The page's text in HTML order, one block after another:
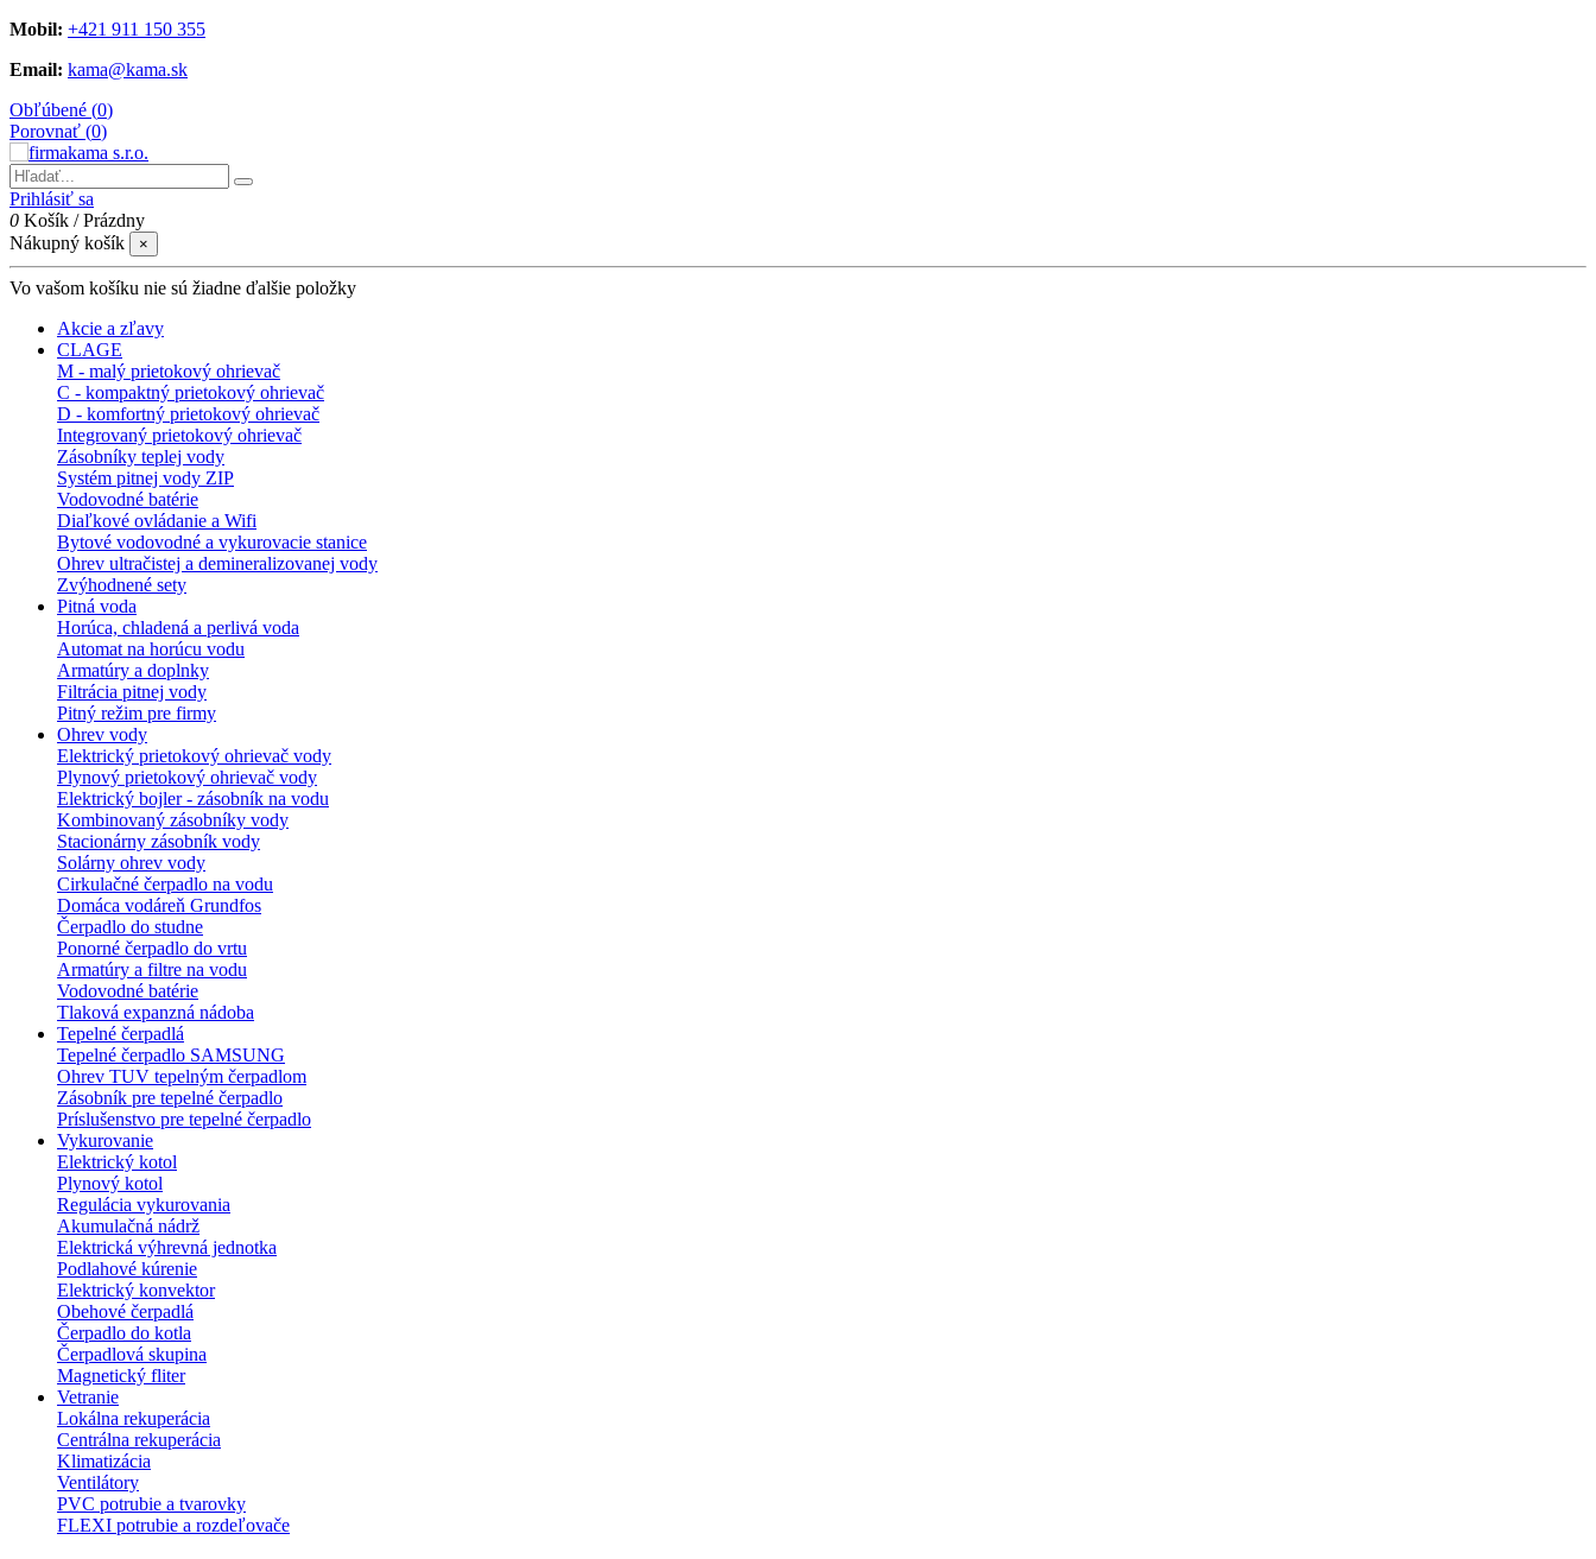
Mobil: +421 911 150 355
Email: kama@kama.sk
Obľúbené (0)
Porovnať (0)
Prihlásiť sa
0 Košík /Prázdny
Nákupný košík
×
Vo vašom košíku nie sú žiadne ďalšie položky
Akcie a zľavy
CLAGE
M - malý prietokový ohrievač
C - kompaktný prietokový ohrievač
D - komfortný prietokový ohrievač
Integrovaný prietokový ohrievač
Zásobníky teplej vody
Systém pitnej vody ZIP
Vodovodné batérie
Diaľkové ovládanie a Wifi
Bytové vodovodné a vykurovacie stanice
Ohrev ultračistej a demineralizovanej vody
Zvýhodnené sety
Pitná voda
Horúca, chladená a perlivá voda
Automat na horúcu vodu
Armatúry a doplnky
Filtrácia pitnej vody
Pitný režim pre firmy
Ohrev vody
Elektrický prietokový ohrievač vody
Plynový prietokový ohrievač vody
Elektrický bojler - zásobník na vodu
Kombinovaný zásobníky vody
Stacionárny zásobník vody
Solárny ohrev vody
Cirkulačné čerpadlo na vodu
Domáca vodáreň Grundfos
Čerpadlo do studne
Ponorné čerpadlo do vrtu
Armatúry a filtre na vodu
Vodovodné batérie
Tlaková expanzná nádoba
Tepelné čerpadlá
Tepelné čerpadlo SAMSUNG
Ohrev TUV tepelným čerpadlom
Zásobník pre tepelné čerpadlo
Príslušenstvo pre tepelné čerpadlo
Vykurovanie
Elektrický kotol
Plynový kotol
Regulácia vykurovania
Akumulačná nádrž
Elektrická výhrevná jednotka
Podlahové kúrenie
Elektrický konvektor
Obehové čerpadlá
Čerpadlo do kotla
Čerpadlová skupina
Magnetický fliter
Vetranie
Lokálna rekuperácia
Centrálna rekuperácia
Klimatizácia
Ventilátory
PVC potrubie a tvarovky
FLEXI potrubie a rozdeľovače